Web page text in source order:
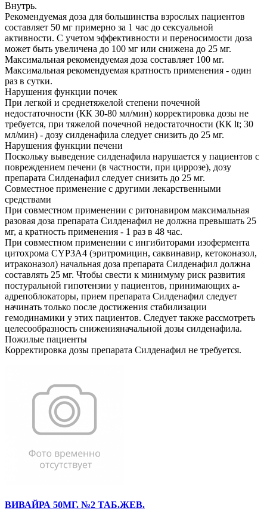
Внутрь.
Рекомендуемая доза для большинства взрослых пациентов
составляет 50 мг примерно за 1 час до сексуальной
активности. С учетом эффективности и переносимости доза
может быть увеличена до 100 мг или снижена до 25 мг.
Максимальная рекомендуемая доза составляет 100 мг.
Максимальная рекомендуемая кратность применения - один
раз в сутки.
Нарушения функции почек
При легкой и среднетяжелой степени почечной
недостаточности (КК 30-80 мл/мин) корректировка дозы не
требуется, при тяжелой почечной недостаточности (КК lt; 30
мл/мин) - дозу силденафила следует снизить до 25 мг.
Нарушения функции печени
Поскольку выведение силденафила нарушается у пациентов с
повреждением печени (в частности, при циррозе), дозу
препарата Силденафил следует снизить до 25 мг.
Совместное применение с другими лекарственными
средствами
При совместном применении с ритонавиром максимальная
разовая доза препарата Силденафил не должна превышать 25
мг, а кратность применения - 1 раз в 48 час.
При совместном применении с ингибиторами изофермента
цитохрома CYP3A4 (эритромицин, саквинавир, кетоконазол,
итраконазол) начальная доза препарата Силденафил должна
составлять 25 мг. Чтобы свести к минимуму риск развития
постуральной гипотензии у пациентов, принимающих а-
адрепоблокаторы, прием препарата Силденафил следует
начинать только после достижения стабилизации
гемодинамики у этих пациентов. Следует также рассмотреть
целесообразность сниженияначальной дозы силденафила.
Пожилые пациенты
Корректировка дозы препарата Силденафил не требуется.
ВИВАЙРА 50МГ. №2 ТАБ.ЖЕВ.